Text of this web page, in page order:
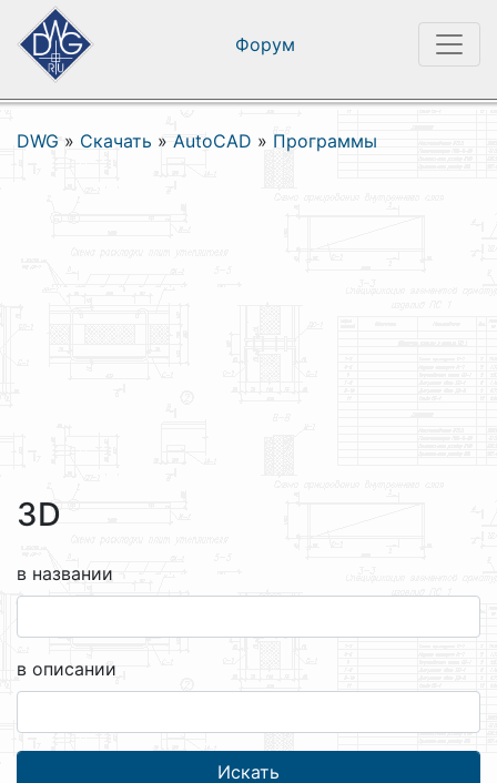
Форум
DWG » Скачать » AutoCAD » Программы
3D
в названии
в описании